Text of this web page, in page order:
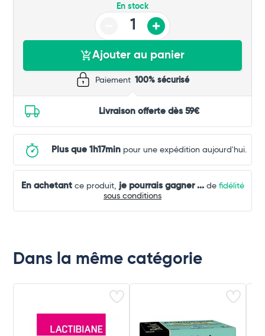
En stock
Ajouter au panier
Paiement 100% sécurisé
Livraison offerte dès 59€
Plus que 1h17min pour une expédition aujourd'hui.
En achetantce produit, je pourrais gagner ...de fidélité
sous conditions
Dans la même catégorie